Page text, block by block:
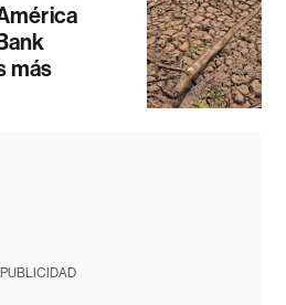
más
PUBLICIDAD